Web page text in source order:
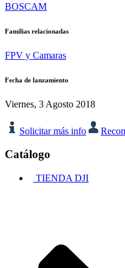
BOSCAM
Familias relacionadas
FPV y Camaras
Fecha de lanzamiento
Viernes, 3 Agosto 2018
Solicitar más info
Catálogo
TIENDA DJI